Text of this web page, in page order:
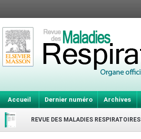
Accueil Dernier numéro Archives
REVUE DES MALADIES RESPIRATOIRES